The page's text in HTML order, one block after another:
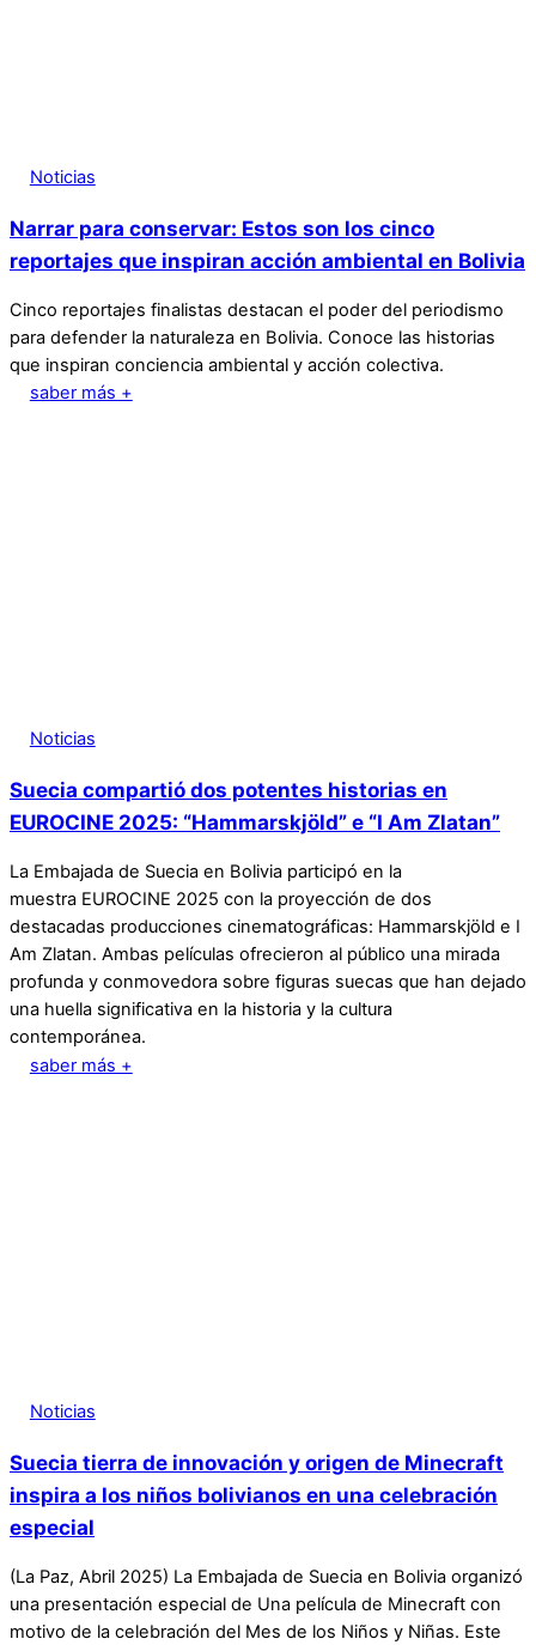
Noticias
Narrar para conservar: Estos son los cinco
reportajes que inspiran acción ambiental en Bolivia
Cinco reportajes finalistas destacan el poder del periodismo
para defender la naturaleza en Bolivia. Conoce las historias
que inspiran conciencia ambiental y acción colectiva.
saber más +
Noticias
Suecia compartió dos potentes historias en
EUROCINE 2025: “Hammarskjöld” e “I Am Zlatan”
La Embajada de Suecia en Bolivia participó en la
muestra EUROCINE 2025 con la proyección de dos
destacadas producciones cinematográficas: Hammarskjöld e I
Am Zlatan. Ambas películas ofrecieron al público una mirada
profunda y conmovedora sobre figuras suecas que han dejado
una huella significativa en la historia y la cultura
contemporánea.
saber más +
Noticias
Suecia tierra de innovación y origen de Minecraft
inspira a los niños bolivianos en una celebración
especial
(La Paz, Abril 2025) La Embajada de Suecia en Bolivia organizó
una presentación especial de Una película de Minecraft con
motivo de la celebración del Mes de los Niños y Niñas. Este